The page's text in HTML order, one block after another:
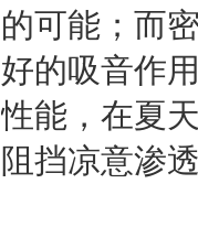
的可能；而
好的吸音作
性能，在夏
阻挡凉意渗